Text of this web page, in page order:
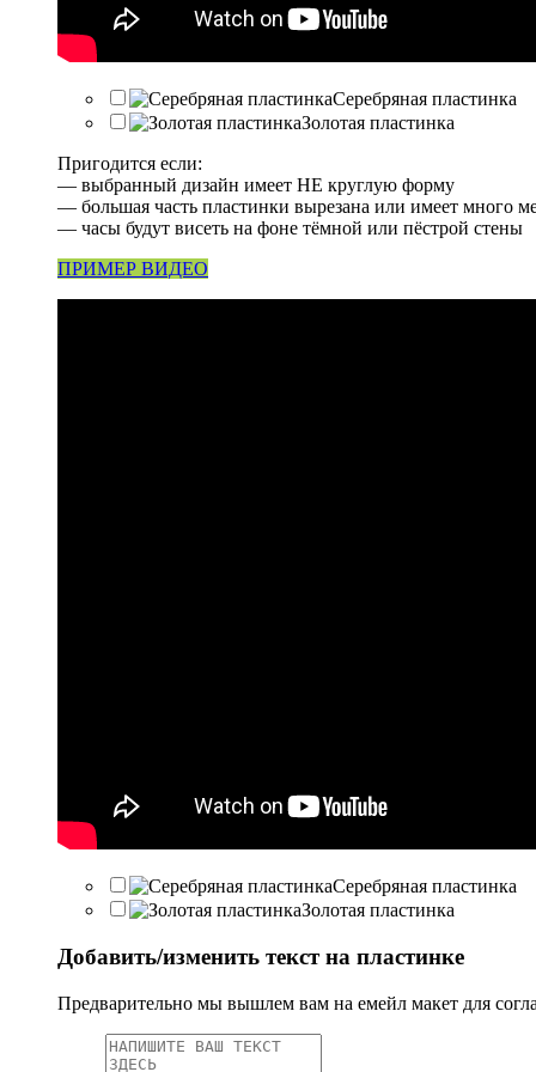
Серебряная пластинка
Золотая пластинка
Пригодится если:
— выбранный дизайн имеет НЕ круглую форму
— большая часть пластинки вырезана или имеет много
— часы будут висеть на фоне тёмной или пёстрой стены
ПРИМЕР ВИДЕО
Серебряная пластинка
Золотая пластинка
Добавить/изменить текст на пластинке
Предварительно мы вышлем вам на емейл макет для